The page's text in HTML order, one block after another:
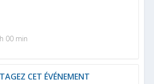
00 min
CET ÉVÉNEMENT